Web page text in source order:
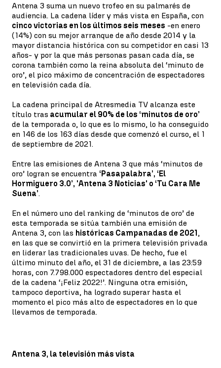
Antena 3 suma un nuevo trofeo en su palmarés de
audiencia. La cadena líder y más vista en España, con
cinco victorias en los últimos seis meses -en enero
(14%) con su mejor arranque de año desde 2014 y la
mayor distancia histórica con su competidor en casi 13
años- y por la que más personas pasan cada día, se
corona también como la reina absoluta del ‘minuto de
oro’, el pico máximo de concentración de espectadores
en televisión cada día.
La cadena principal de Atresmedia TV alcanza este
título tras acumular el 90% de los ‘minutos de oro’
de la temporada o, lo que es lo mismo, lo ha conseguido
en 146 de los 163 días desde que comenzó el curso, el 1
de septiembre de 2021.
Entre las emisiones de Antena 3 que más ‘minutos de
oro’ logran se encuentra ‘Pasapalabra’, ‘El
Hormiguero 3.0’, 'Antena 3 Noticias' o ‘Tu Cara Me
Suena’.
En el número uno del ranking de ‘minutos de oro’ de
esta temporada se sitúa también una emisión de
Antena 3, con las históricas Campanadas de 2021,
en las que se convirtió en la primera televisión privada
en liderar las tradicionales uvas. De hecho, fue el
último minuto del año, el 31 de diciembre, a las 23:59
horas, con 7.798.000 espectadores dentro del especial
de la cadena ‘¡Feliz 2022!’. Ninguna otra emisión,
tampoco deportiva, ha logrado superar hasta el
momento el pico más alto de espectadores en lo que
llevamos de temporada.
Antena 3, la televisión más vista